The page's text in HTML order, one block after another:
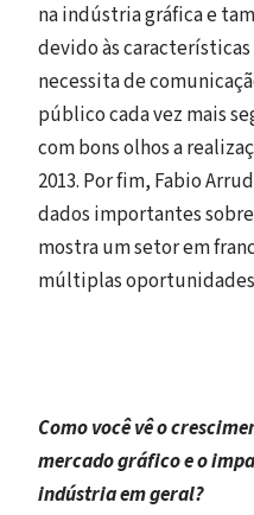
na indústria gráfica e
devido às
necessita de
público cada vez mais
com bons olhos a
2013. Por fim, Fabio
dados importantes
mostra um setor em
múltiplas
Como você vê o
mercado gráfico e o
indústria em geral?